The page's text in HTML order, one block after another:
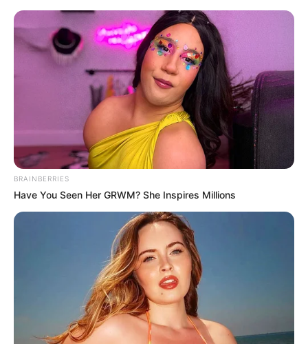
BRAINBERRIES
Have You Seen Her GRWM? She Inspires Millions